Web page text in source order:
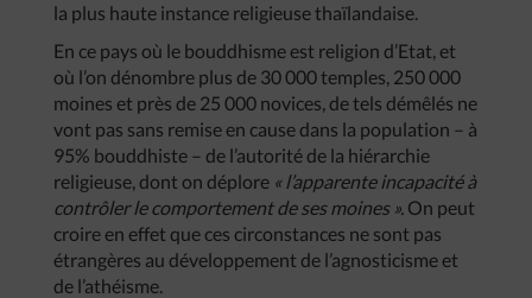
la plus haute instance religieuse thaïlandaise.
En ce pays où le bouddhisme est religion d’Etat, et
où l’on dénombre plus de 30 000 temples, 250 000
moines et près de 25 000 novices, de tels démêlés ne
vont pas sans remise en cause dans la population – à
95% bouddhiste – de l’autorité de la hiérarchie
religieuse, dont on déplore « l’apparente incapacité à
contrôler le comportement de ses moines ». On peut
croire en effet que ces circonstances ne sont pas
étrangères au développement de l’agnosticisme et
de l’athéisme.